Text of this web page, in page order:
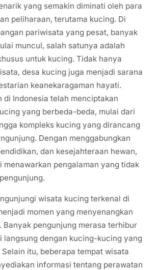
yang semakin diminati oleh para
peliharaan, terutama kucing. Di
pariwisata yang pesat, banyak
muncul, salah satunya adalah
untuk kucing. Tidak hanya
desa kucing juga menjadi sarana
keanekaragaman hayati.
di Indonesia telah menciptakan
yang berbeda-beda, mulai dari
kompleks kucing yang dirancang
Dengan menggabungkan
dan kesejahteraan hewan,
menawarkan pengalaman yang tidak
wisata kucing terkenal di
momen yang menyenangkan
Banyak pengunjung merasa terhibur
langsung dengan kucing-kucing yang
itu, beberapa tempat wisata
informasi tentang perawatan